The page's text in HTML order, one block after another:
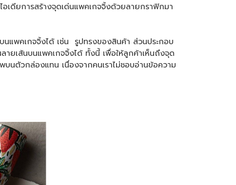
ยการสร้างจุดเด่นแพคเกจจิ้งด้วยลายกราฟิกมา
พคเกจจิ้งได้ เช่น รูปทรงของสินค้า ส่วนประกอบ
ยเส้นบนแพคเกจจิ้งได้ ทั้งนี้ เพื่อให้ลูกค้าเห็นถึงจุด
นตัวกล่องแทน เนื่องจากคนเราไม่ชอบอ่านข้อความ